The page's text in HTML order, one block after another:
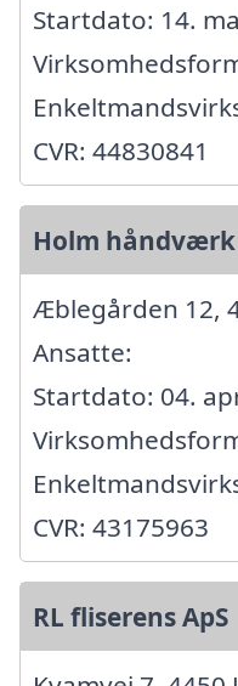
Startdato: 14.
CVR: 44830841
Holm
Æblegården 12,
Ansatte:
Startdato: 04.
CVR: 43175963
RL fliserens ApS